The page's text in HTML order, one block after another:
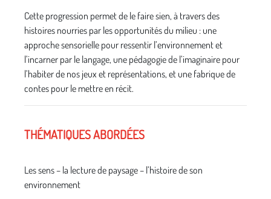
Cette progression permet de le faire sien, à travers des
histoires nourries par les opportunités du milieu : une
approche sensorielle pour ressentir l’environnement et
l’incarner par le langage, une pédagogie de l’imaginaire pour
l’habiter de nos jeux et représentations, et une fabrique de
contes pour le mettre en récit.
THÉMATIQUES ABORDÉES
Les sens – la lecture de paysage – l’histoire de son
environnement